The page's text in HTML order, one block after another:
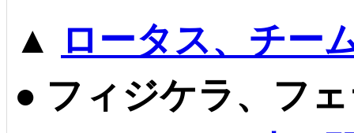
▲ ロータス、チー
● フィジケラ、フ